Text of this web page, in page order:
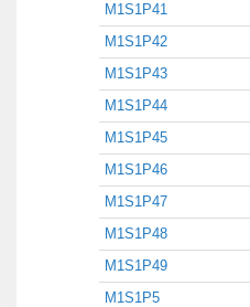
M1S1P41
M1S1P42
M1S1P43
M1S1P44
M1S1P45
M1S1P46
M1S1P47
M1S1P48
M1S1P49
M1S1P5